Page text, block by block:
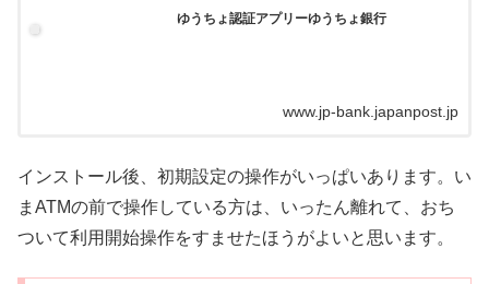
ゆうちょ認証アプリーゆうちょ銀行
www.jp-bank.japanpost.jp
インストール後、初期設定の操作がいっぱいあります。い
まATMの前で操作している方は、いったん離れて、おち
ついて利用開始操作をすませたほうがよいと思います。